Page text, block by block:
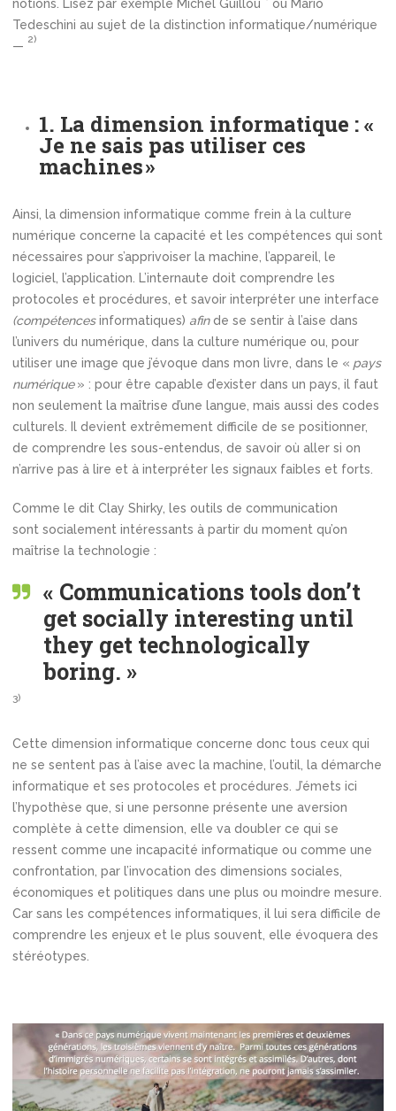
notions. Lisez par exemple Michel Guillou
ou Mario
Tedeschini au sujet de la distinction informatique/numérique
—
2)
1. La dimension informatique : «
Je ne sais pas utiliser ces
machines »
Ainsi, la dimension informatique comme frein à la culture
numérique concerne la capacité et les compétences qui sont
nécessaires pour s’apprivoiser la machine, l’appareil, le
logiciel, l’application. L’internaute doit comprendre les
protocoles et procédures, et savoir interpréter une interface
(compétencesinformatiques) afinde se sentir à l’aise dans
l’univers du numérique, dans la culture numérique ou, pour
utiliser une image que j’évoque dans mon livre, dans le « pays
numérique» : pour être capable d’exister dans un pays, il faut
non seulement la maîtrise d’une langue, mais aussi des codes
culturels. Il devient extrêmement difficile de se positionner,
de comprendre les sous-entendus, de savoir où aller si on
n’arrive pas à lire et à interpréter les signaux faibles et forts.
Comme le dit Clay Shirky, les outils de communication
sont socialement intéressants à partir du moment qu’on
maîtrise la technologie :
« Communications tools don’t
get socially interesting until
they get technologically
boring. »
3)
Cette dimension informatique concerne donc tous ceux qui
ne se sentent pas à l’aise avec la machine, l’outil, la démarche
informatique et ses protocoles et procédures. J’émets ici
l’hypothèse que, si une personne présente une aversion
complète à cette dimension, elle va doubler ce qui se
ressent comme une incapacité informatique ou comme une
confrontation, par l’invocation des dimensions sociales,
économiques et politiques dans une plus ou moindre mesure.
Car sans les compétences informatiques, il lui sera difficile de
comprendre les enjeux et le plus souvent, elle évoquera des
stéréotypes.